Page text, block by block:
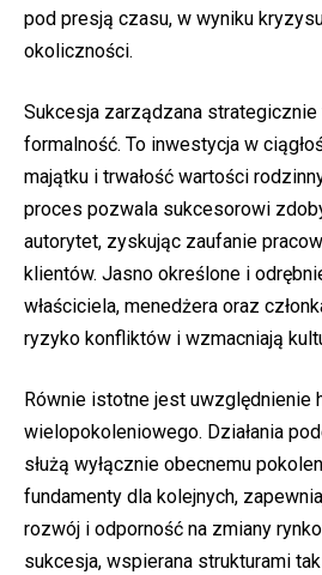
pod presją czasu, w wyniku
okoliczności.
Sukcesja zarządzana
formalność. To inwestycja w
majątku i trwałość wartości
proces pozwala sukcesorowi
autorytet, zyskując zaufanie
klientów. Jasno określone i
właściciela, menedżera oraz
ryzyko konfliktów i wzmacniają
Równie istotne jest uwzględnienie
wielopokoleniowego. Działania
służą wyłącznie obecnemu
fundamenty dla kolejnych,
rozwój i odporność na zmiany
sukcesja, wspierana strukturami